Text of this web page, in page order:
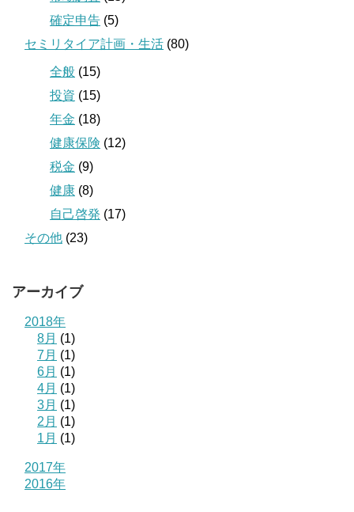
確定申告 (5)
セミリタイア計画・生活 (80)
全般 (15)
投資 (15)
年金 (18)
健康保険 (12)
税金 (9)
健康 (8)
自己啓発 (17)
その他 (23)
アーカイブ
2018年
8月 (1)
7月 (1)
6月 (1)
4月 (1)
3月 (1)
2月 (1)
1月 (1)
2017年
2016年